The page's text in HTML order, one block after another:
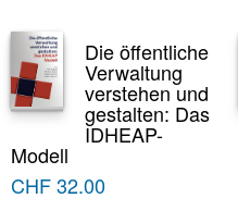
Die öffentliche
Verwaltung
verstehen und
gestalten: Das
IDHEAP-
Modell
CHF32.00